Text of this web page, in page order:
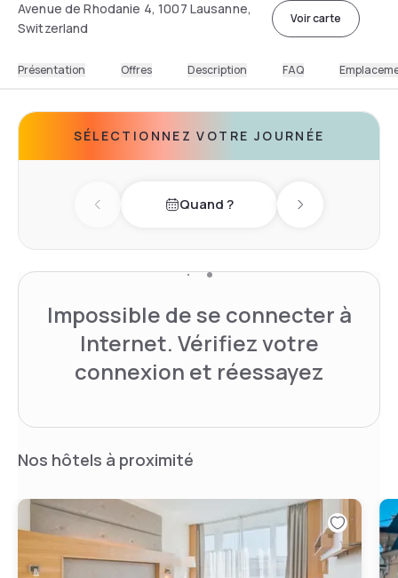
Avenue de Rhodanie 4, 1007 Lausanne,
Switzerland
Voir carte
Présentation Offres Description FAQ
SÉLECTIONNEZ VOTRE JOURNÉE
Previous dayQuand ? Next day
Impossible de se connecter à
Internet. Vérifiez votre
connexion et réessayez
Nos hôtels à proximité